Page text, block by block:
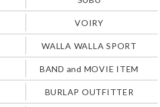
VOIRY
WALLA WALLA SPORT
BAND and MOVIE ITEM
BURLAP OUTFITTER